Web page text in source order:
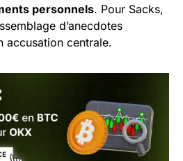
personnels. Pour Sacks,
d’anecdotes
accusation centrale.